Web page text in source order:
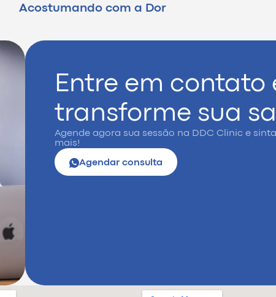
Acostumando com a Dor
Entre em contato
transforme sua
Agende agora sua sessão na DDC Clinic e
mais!
Agendar consulta